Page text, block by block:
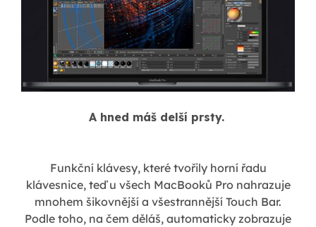
A hned máš delší prsty.
Funkční klávesy, které tvořily horní řadu
klávesnice, teď u všech MacBooků Pro nahrazuje
mnohem šikovnější a všestrannější Touch Bar.
Podle toho, na čem děláš, automaticky zobrazuje